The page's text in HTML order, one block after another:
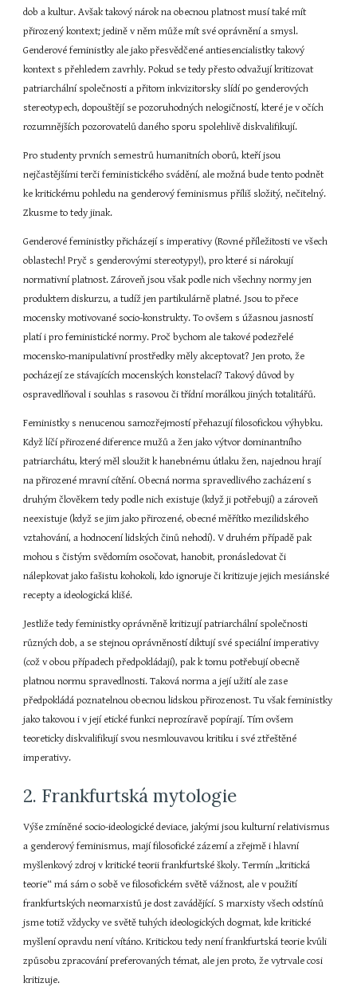
dob a kultur. Avšak takový nárok na obecnou platnost musí také mít
přirozený kontext; jedině v něm může mít své oprávnění a smysl.
Genderové feministky ale jako přesvědčené antiesencialistky takový
kontext s přehledem zavrhly. Pokud se tedy přesto odvažují kritizovat
patriarchální společnosti a přitom inkvizitorsky slídí po genderových
stereotypech, dopouštějí se pozoruhodných nelogičností, které je v očích
rozumnějších pozorovatelů daného sporu spolehlivě diskvalifikují.
Pro studenty prvních semestrů humanitních oborů, kteří jsou
nejčastějšími terči feministického svádění, ale možná bude tento podnět
ke kritickému pohledu na genderový feminismus příliš složitý, nečitelný.
Zkusme to tedy jinak.
Genderové feministky přicházejí s imperativy (Rovné příležitosti ve všech
oblastech! Pryč s genderovými stereotypy!), pro které si nárokují
normativní platnost. Zároveň jsou však podle nich všechny normy jen
produktem diskurzu, a tudíž jen partikulárně platné. Jsou to přece
mocensky motivované socio-konstrukty. To ovšem s úžasnou jasností
platí i pro feministické normy. Proč bychom ale takové podezřelé
mocensko-manipulativní prostředky měly akceptovat? Jen proto, že
pocházejí ze stávajících mocenských konstelací? Takový důvod by
ospravedlňoval i souhlas s rasovou či třídní morálkou jiných totalitářů.
Feministky s nenucenou samozřejmostí přehazují filosofickou výhybku.
Když líčí přirozené diference mužů a žen jako výtvor dominantního
patriarchátu, který měl sloužit k hanebnému útlaku žen, najednou hrají
na přirozené mravní cítění. Obecná norma spravedlivého zacházení s
druhým člověkem tedy podle nich existuje (když ji potřebují) a zároveň
neexistuje (když se jim jako přirozené, obecné měřítko mezilidského
vztahování, a hodnocení lidských činů nehodí). V druhém případě pak
mohou s čistým svědomím osočovat, hanobit, pronásledovat či
nálepkovat jako fašistu kohokoli, kdo ignoruje či kritizuje jejich mesiánské
recepty a ideologická klišé.
Jestliže tedy feministky oprávněně kritizují patriarchální společnosti
různých dob, a se stejnou oprávněností diktují své speciální imperativy
(což v obou případech předpokládají), pak k tomu potřebují obecně
platnou normu spravedlnosti. Taková norma a její užití ale zase
předpokládá poznatelnou obecnou lidskou přirozenost. Tu však feministky
jako takovou i v její etické funkci neprozíravě popírají. Tím ovšem
teoreticky diskvalifikují svou nesmlouvavou kritiku i své ztřeštěné
imperativy.
2. Frankfurtská mytologie
Výše zmíněné socio-ideologické deviace, jakými jsou kulturní relativismus
a genderový feminismus, mají filosofické zázemí a zřejmě i hlavní
myšlenkový zdroj v kritické teorii frankfurtské školy. Termín „kritická
teorie“ má sám o sobě ve filosofickém světě vážnost, ale v použití
frankfurtských neomarxistů je dost zavádějící. S marxisty všech odstínů
jsme totiž vždycky ve světě tuhých ideologických dogmat, kde kritické
myšlení opravdu není vítáno. Kritickou tedy není frankfurtská teorie kvůli
způsobu zpracování preferovaných témat, ale jen proto, že vytrvale cosi
kritizuje.